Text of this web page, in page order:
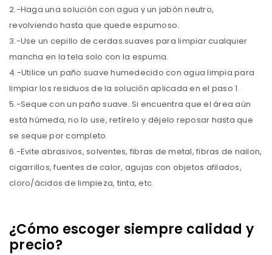
2.-Haga una solución con agua y un jabón neutro,
revolviendo hasta que quede espumoso.
3.-Use un cepillo de cerdas suaves para limpiar cualquier
mancha en la tela solo con la espuma.
4.-Utilice un paño suave humedecido con agua limpia para
limpiar los residuos de la solución aplicada en el paso 1.
5.-Seque con un paño suave. Si encuentra que el área aún
está húmeda, no lo use, retírelo y déjelo reposar hasta que
se seque por completo.
6.-Evite abrasivos, solventes, fibras de metal, fibras de nailon,
cigarrillos, fuentes de calor, agujas con objetos afilados,
cloro/ácidos de limpieza, tinta, etc.
¿Cómo escoger siempre calidad y
precio?